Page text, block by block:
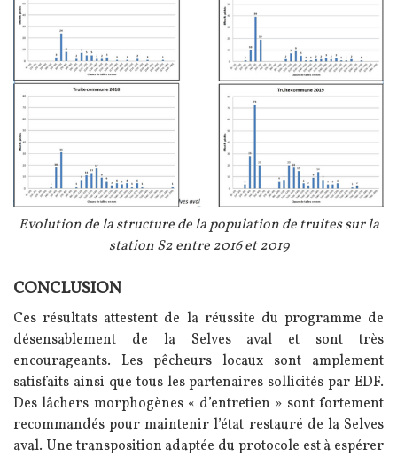
Légende
Evolution de la structure de la population de truites sur la
station S2 entre 2016 et 2019
Texte
CONCLUSION
Ces résultats attestent de la réussite du programme de
désensablement de la Selves aval et sont très
encourageants. Les pêcheurs locaux sont amplement
satisfaits ainsi que tous les partenaires sollicités par EDF.
Des lâchers morphogènes « d’entretien » sont fortement
recommandés pour maintenir l’état restauré de la Selves
aval. Une transposition adaptée du protocole est à espérer